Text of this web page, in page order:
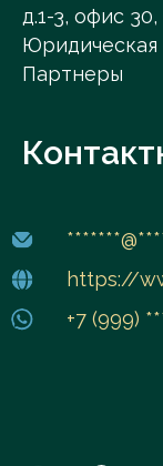
д.1-3, офис
Партнеры
https://
+7 (999)